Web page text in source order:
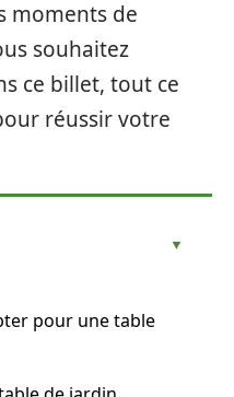
moments de
souhaitez
ce billet, tout ce
réussir votre
pour une table